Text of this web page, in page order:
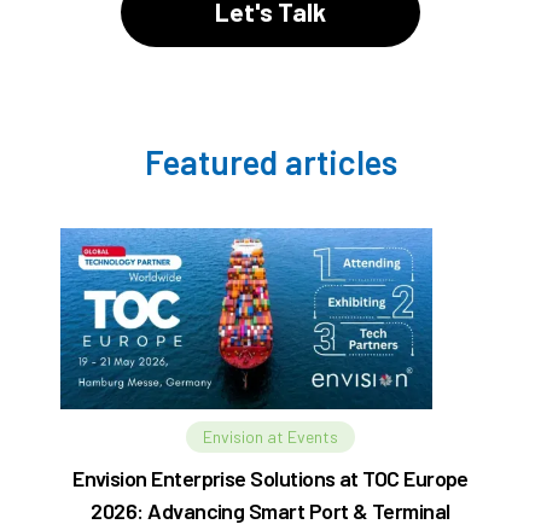
Let's Talk
Featured articles
Envision at Events
Envision Enterprise Solutions at TOC Europe
2026: Advancing Smart Port & Terminal